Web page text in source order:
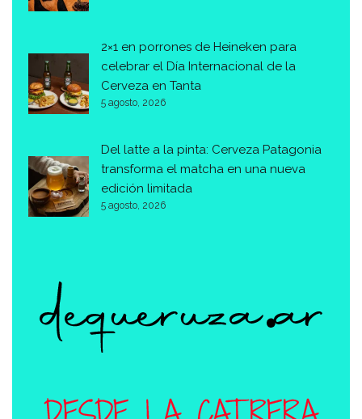
2×1 en porrones de Heineken para
celebrar el Día Internacional de la
Cerveza en Tanta
5 agosto, 2026
Del latte a la pinta: Cerveza Patagonia
transforma el matcha en una nueva
edición limitada
5 agosto, 2026